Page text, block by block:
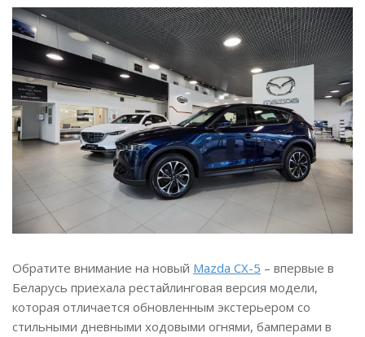
Обратите внимание на новый Mazda CX-5 – впервые в
Беларусь приехала рестайлинговая версия модели,
которая отличается обновленным экстерьером со
стильными дневными ходовыми огнями, бамперами в